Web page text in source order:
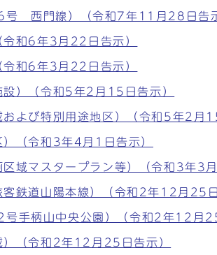
号 西門線）（令和7年11月28日告
令和6年3月22日告示）
令和6年3月22日告示）
）（令和5年2月15日告示）
よび特別用途地区）（令和5年2月
（令和3年4月1日告示）
域マスタープラン等）（令和3年3
鉄道山陽本線）（令和2年12月25日
手柄山中央公園）（令和2年12月
）（令和2年12月25日告示）